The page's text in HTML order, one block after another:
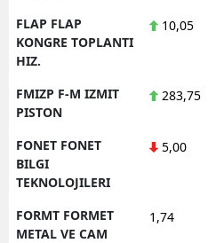
FLAP FLAP
KONGRE TOPLANTI
HIZ.
10,05
FMIZP F-M IZMIT
PISTON
283,75
FONET FONET
BILGI
TEKNOLOJILERI
5,00
FORMT FORMET
METAL VE CAM
1,74